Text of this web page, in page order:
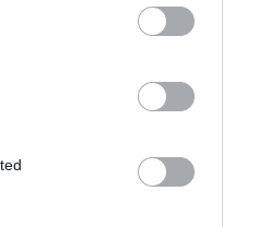
el
alertas hasta